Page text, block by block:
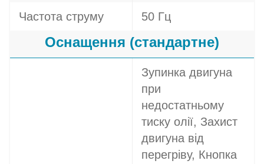
Частота струму 50 Гц
Оснащення (стандартне)
Зупинка двигуна
при
недостатньому
тиску олії, Захист
двигуна від
перегріву, Кнопка